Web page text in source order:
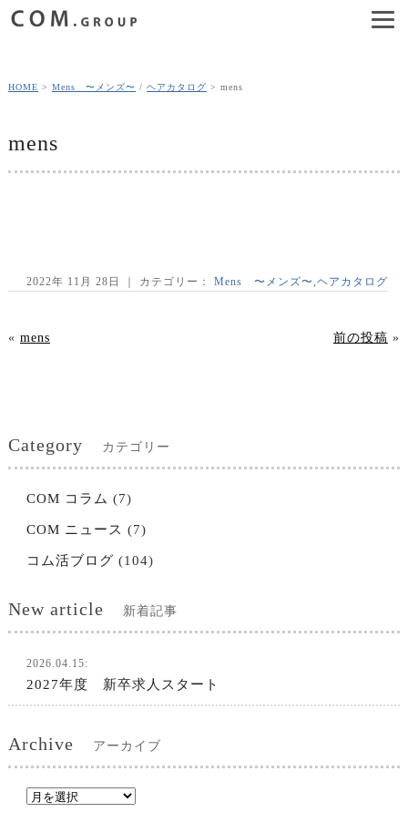
HOME Mens 〜メンズ〜 / ヘアカタログ mens
mens
2022年 11月 28日 ｜ カテゴリー：Mens 〜メンズ〜,ヘアカタログ
« mens 前の投稿 »
Category カテゴリー
COM コラム (7)
COM ニュース (7)
コム活ブログ (104)
New article 新着記事
2026.04.15:
2027年度 新卒求人スタート
Archive アーカイブ